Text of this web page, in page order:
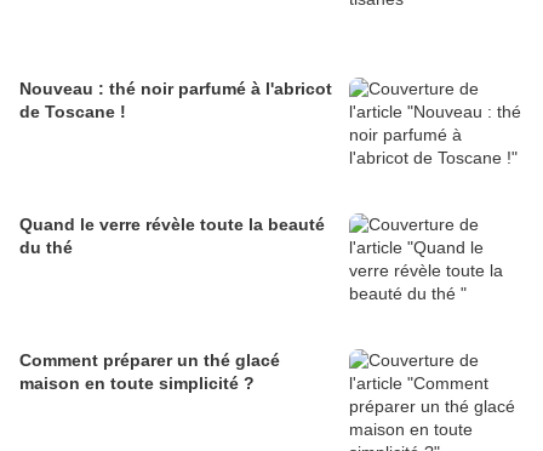
Nouveau : thé noir parfumé à l'abricot
de Toscane !
Quand le verre révèle toute la beauté
du thé
Comment préparer un thé glacé
maison en toute simplicité ?